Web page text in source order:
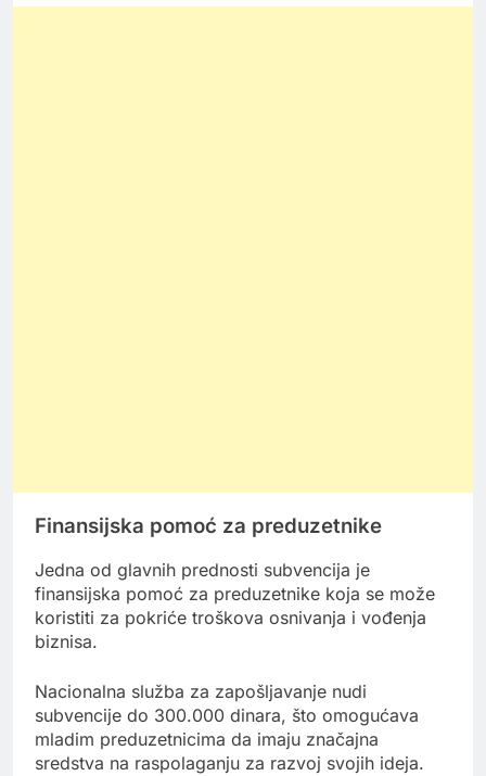
Finansijska pomoć za preduzetnike
Jedna od glavnih prednosti subvencija je
finansijska pomoć za preduzetnike koja se može
koristiti za pokriće troškova osnivanja i vođenja
biznisa.
Nacionalna služba za zapošljavanje nudi
subvencije do 300.000 dinara, što omogućava
mladim preduzetnicima da imaju značajna
sredstva na raspolaganju za razvoj svojih ideja.